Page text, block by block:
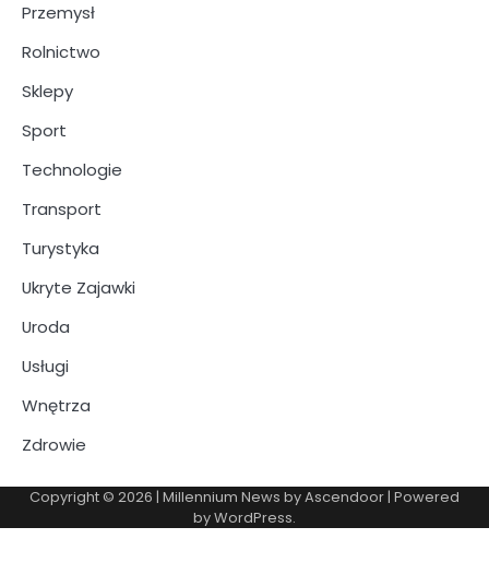
Przemysł
Rolnictwo
Sklepy
Sport
Technologie
Transport
Turystyka
Ukryte Zajawki
Uroda
Usługi
Wnętrza
Zdrowie
Copyright © 2026 | Millennium News byAscendoor | Powered
byWordPress.